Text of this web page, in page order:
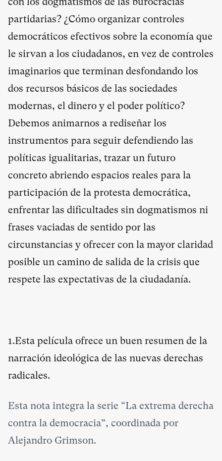
partidarias? ¿Cómo organizar controles
democráticos efectivos sobre la economía que
le sirvan a los ciudadanos, en vez de controles
imaginarios que terminan desfondando los
dos recursos básicos de las sociedades
modernas, el dinero y el poder político?
Debemos animarnos a rediseñar los
instrumentos para seguir defendiendo las
políticas igualitarias, trazar un futuro
concreto abriendo espacios reales para la
participación de la protesta democrática,
enfrentar las dificultades sin dogmatismos ni
frases vaciadas de sentido por las
circunstancias y ofrecer con la mayor claridad
posible un camino de salida de la crisis que
respete las expectativas de la ciudadanía.
1.Esta película ofrece un buen resumen de la
narración ideológica de las nuevas derechas
radicales.
Esta nota integra la serie “La extrema derecha
contra la democracia”, coordinada por
Alejandro Grimson.